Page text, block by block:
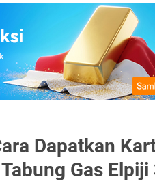
Dapatkan
Gas Elpiji